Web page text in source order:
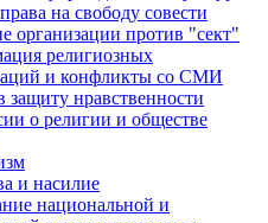
на свободу совести
организации против "сект"
религиозных
и конфликты со СМИ
защиту нравственности
о религии и обществе
и насилие
национальной и